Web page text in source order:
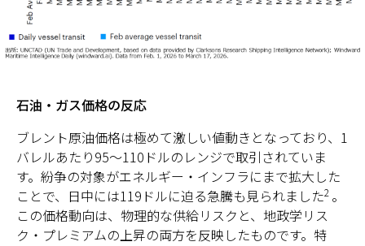
石油・ガス価格の反応
ブレント原油価格は極めて激しい値動きとなっており、1
バレルあたり95～110ドルのレンジで取引されていま
す。紛争の対象がエネルギー・インフラにまで拡大した
ことで、日中には119ドルに迫る急騰も見られました2 。
この価格動向は、物理的な供給リスクと、地政学リス
ク・プレミアムの上昇の両方を反映したものです。特